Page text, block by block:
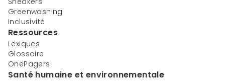
Greenwashing
Inclusivité
Ressources
Lexiques
Glossaire
OnePagers
Santé humaine et environnementale